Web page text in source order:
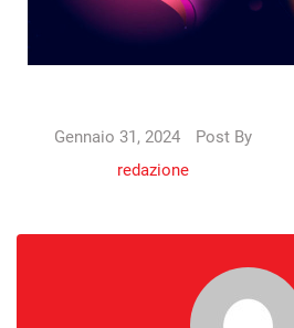
Gennaio 31, 2024
Post By
redazione